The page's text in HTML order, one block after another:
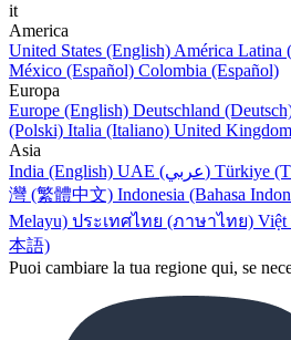
it
America
United States (English) América Latina
México (Español) Colombia (Español)
Europa
Europe (English) Deutschland
(Polski) Italia (Italiano) United
Asia
India (English)
UAE (عربي) Türkiye
灣 (繁體中文) Indonesia (Bahasa
Melayu) ประเทศไทย (ภาษาไทย) Việt
本語)
Puoi cambiare la tua regione qui, se